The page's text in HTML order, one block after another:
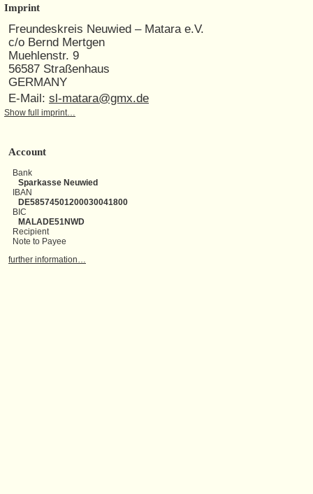
Imprint
Freundeskreis Neuwied – Matara e.V.
c/o Bernd Mertgen
Muehlenstr. 9
56587 Straßenhaus
GERMANY
E-Mail: sl-matara@gmx.de
Show full imprint…
Account
Bank
Sparkasse Neuwied
IBAN
DE58574501200030041800
BIC
MALADE51NWD
Recipient
Note to Payee
further information…